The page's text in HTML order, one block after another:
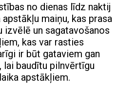
no dienas līdz naktij
maiņu, kas prasa
izvēlē un sagatavošanos
kas var rasties
ir būt gataviem gan
lai baudītu pilnvērtīgu
apstākļiem.